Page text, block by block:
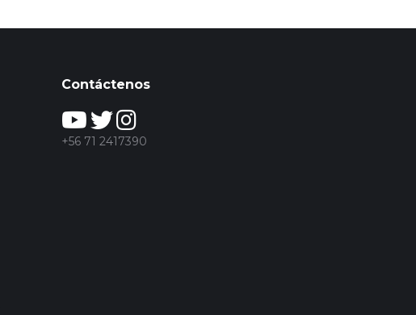
Contáctenos
+56 71 2417390